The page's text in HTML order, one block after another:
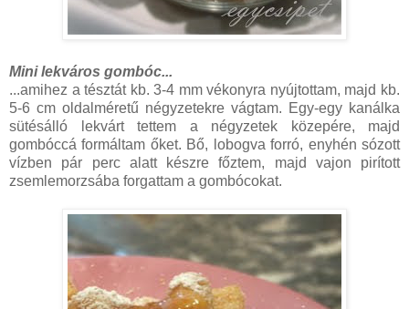
Mini lekváros gombóc...
...amihez a tésztát kb. 3-4 mm vékonyra nyújtottam, majd kb.
5-6 cm oldalméretű négyzetekre vágtam. Egy-egy kanálka
sütésálló lekvárt tettem a négyzetek közepére, majd
gombóccá formáltam őket. Bő, lobogva forró, enyhén sózott
vízben pár perc alatt készre főztem, majd vajon pirított
zsemlemorzsába forgattam a gombócokat.